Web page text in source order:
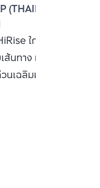
(THAILAND)
CO.,
ใกล้สถานี
นทาง ทั้งถนน
เฉลิมมหานครและ